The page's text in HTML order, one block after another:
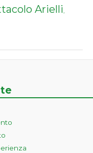
Arielli,